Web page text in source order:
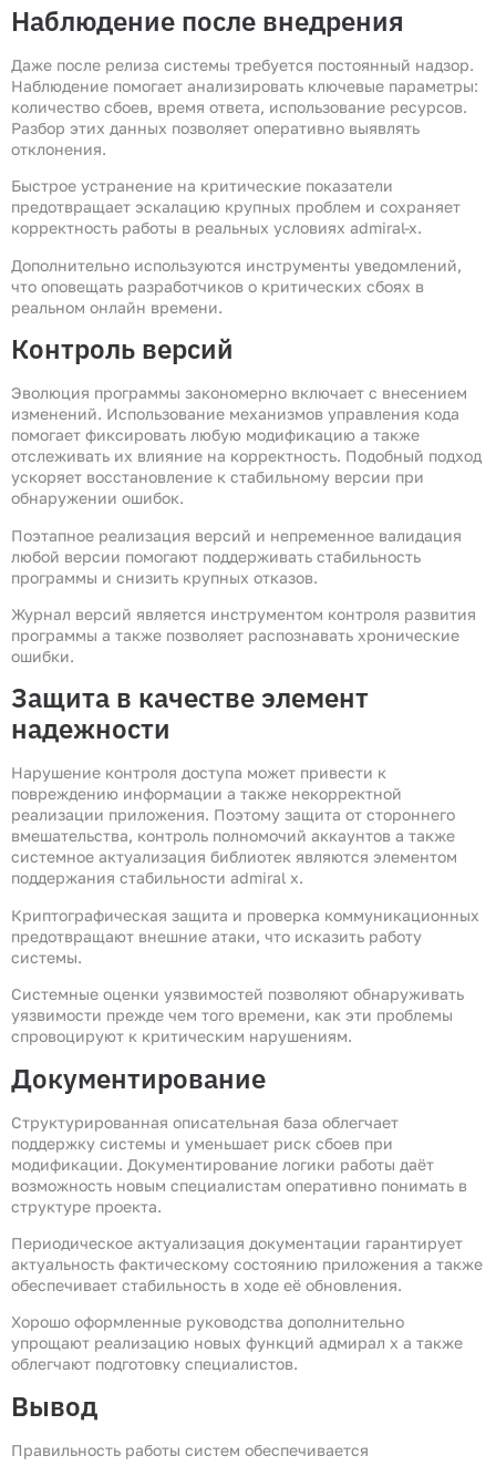
Наблюдение после внедрения
Даже после релиза системы требуется постоянный надзор.
Наблюдение помогает анализировать ключевые параметры:
количество сбоев, время ответа, использование ресурсов.
Разбор этих данных позволяет оперативно выявлять
отклонения.
Быстрое устранение на критические показатели
предотвращает эскалацию крупных проблем и сохраняет
корректность работы в реальных условиях admiral-x.
Дополнительно используются инструменты уведомлений,
что оповещать разработчиков о критических сбоях в
реальном онлайн времени.
Контроль версий
Эволюция программы закономерно включает с внесением
изменений. Использование механизмов управления кода
помогает фиксировать любую модификацию а также
отслеживать их влияние на корректность. Подобный подход
ускоряет восстановление к стабильному версии при
обнаружении ошибок.
Поэтапное реализация версий и непременное валидация
любой версии помогают поддерживать стабильность
программы и снизить крупных отказов.
Журнал версий является инструментом контроля развития
программы а также позволяет распознавать хронические
ошибки.
Защита в качестве элемент
надежности
Нарушение контроля доступа может привести к
повреждению информации а также некорректной
реализации приложения. Поэтому защита от стороннего
вмешательства, контроль полномочий аккаунтов а также
системное актуализация библиотек являются элементом
поддержания стабильности admiral x.
Криптографическая защита и проверка коммуникационных
предотвращают внешние атаки, что исказить работу
системы.
Системные оценки уязвимостей позволяют обнаруживать
уязвимости прежде чем того времени, как эти проблемы
спровоцируют к критическим нарушениям.
Документирование
Структурированная описательная база облегчает
поддержку системы и уменьшает риск сбоев при
модификации. Документирование логики работы даёт
возможность новым специалистам оперативно понимать в
структуре проекта.
Периодическое актуализация документации гарантирует
актуальность фактическому состоянию приложения а также
обеспечивает стабильность в ходе её обновления.
Хорошо оформленные руководства дополнительно
упрощают реализацию новых функций адмирал х а также
облегчают подготовку специалистов.
Вывод
Правильность работы систем обеспечивается